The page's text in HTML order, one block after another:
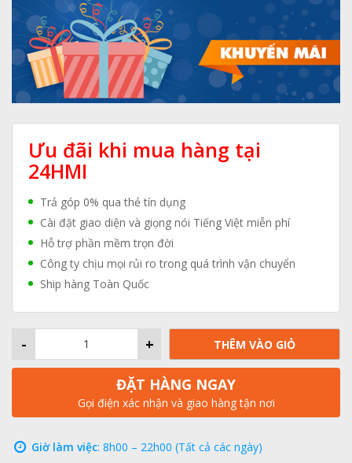
Ưu đãi khi mua hàng tại
24HMI
Trả góp 0% qua thẻ tín dụng
Cài đặt giao diện và giọng nói Tiếng Việt miễn phí
Hỗ trợ phần mềm trọn đời
Công ty chịu mọi rủi ro trong quá trình vận chuyển
Ship hàng Toàn Quốc
+
- THÊM VÀO GIỎ
ĐẶT HÀNG NGAY
Gọi điện xác nhận và giao hàng tận nơi
Giờ làm việc: 8h00 – 22h00 (Tất cả các ngày)